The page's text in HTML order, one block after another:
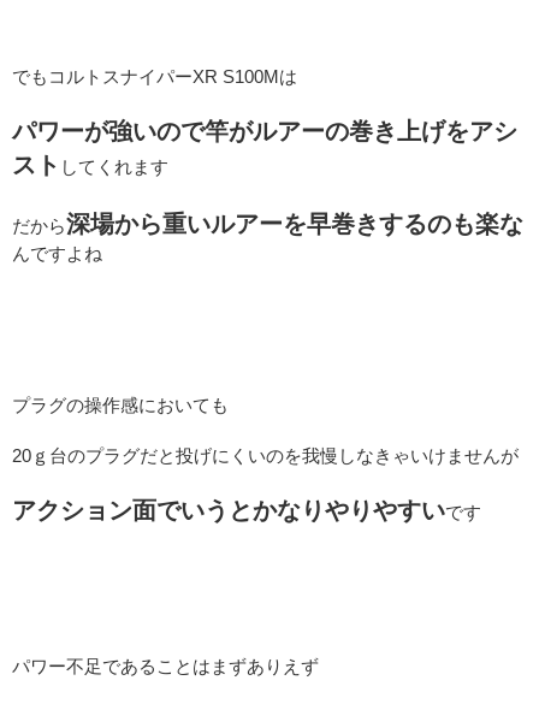
でもコルトスナイパーXR S100Mは
パワーが強いので竿がルアーの巻き上げをアシ
スト してくれます
だから深場から重いルアーを早巻きするのも楽な
んですよね
プラグの操作感においても
20ｇ台のプラグだと投げにくいのを我慢しなきゃいけませんが
アクション面でいうとかなりやりやすいです
パワー不足であることはまずありえず